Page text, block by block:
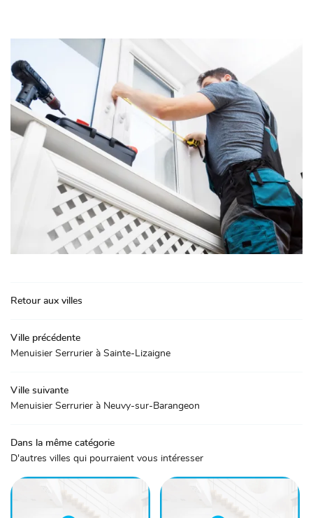
Retour aux villes
Ville précédente
Menuisier Serrurier à Sainte-Lizaigne
Ville suivante
Menuisier Serrurier à Neuvy-sur-Barangeon
Dans la même catégorie
D'autres villes qui pourraient vous intéresser